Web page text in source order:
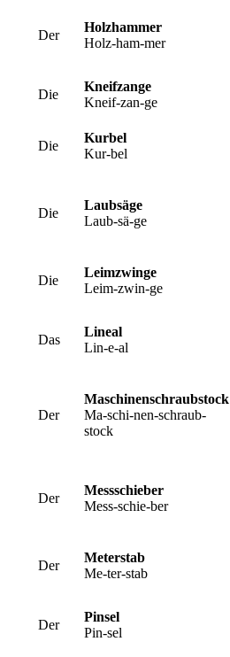
Der
Holzhammer
Holz-ham-mer
Die
Kneifzange
Kneif-zan-ge
Die
Kurbel
Kur-bel
Die
Laubsäge
Laub-sä-ge
Die
Leimzwinge
Leim-zwin-ge
Das
Lineal
Lin-e-al
Der
Maschinenschraubstock
Ma-schi-nen-schraub-
stock
Der
Messschieber
Mess-schie-ber
Der
Meterstab
Me-ter-stab
Der
Pinsel
Pin-sel